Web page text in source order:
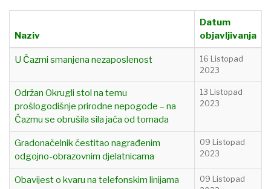
Naziv
Datum
objavljivanja
U Čazmi smanjena nezaposlenost
16 Listopad
2023
Održan Okrugli stol na temu
prošlogodišnje prirodne nepogode – na
Čazmu se obrušila sila jača od tornada
13 Listopad
2023
Gradonačelnik čestitao nagrađenim
odgojno-obrazovnim djelatnicama
09 Listopad
2023
Obavijest o kvaru na telefonskim linijama
09 Listopad